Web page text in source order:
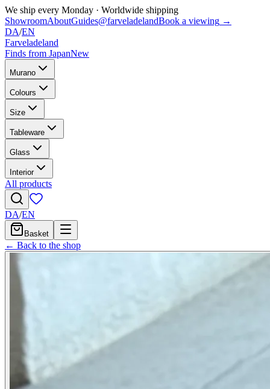
We ship every Monday · Worldwide shipping
ShowroomAboutGuides@farveladelandBook a viewing →
DA/EN
Farveladeland
Finds from JapanNew
Murano
Colours
Size
Tableware
Glass
Interior
All products
DA/EN
Basket
← Back to the shop